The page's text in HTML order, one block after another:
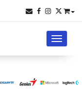
Toggle